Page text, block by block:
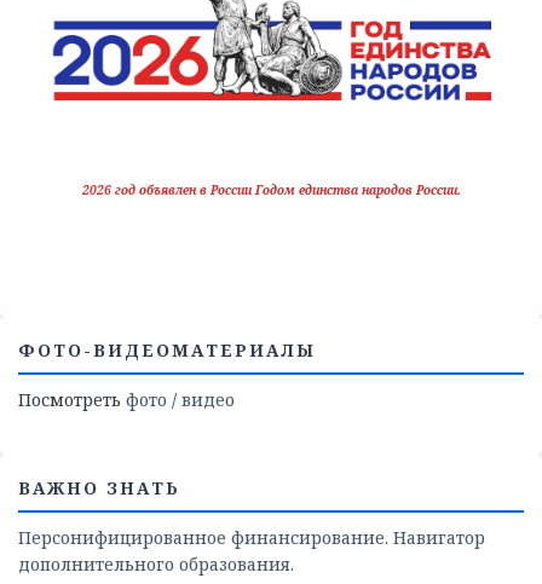
2026 год объявлен в России Годом единства народов России.
ФОТО-ВИДЕОМАТЕРИАЛЫ
Посмотреть фото / видео
ВАЖНО ЗНАТЬ
Персонифицированное финансирование. Навигатор
дополнительного образования.